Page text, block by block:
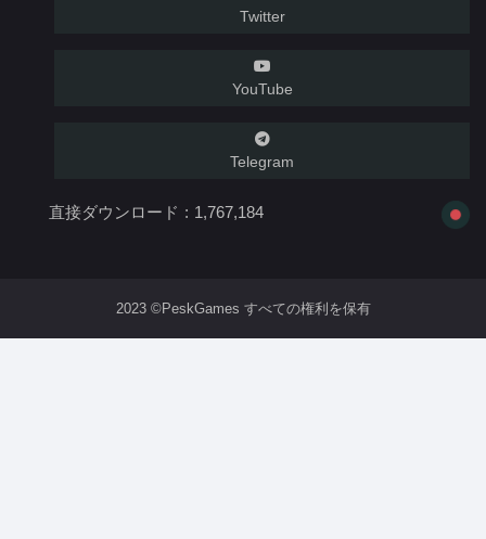
Twitter
YouTube
Telegram
直接ダウンロード : 1,767,184
2023 ©PeskGames すべての権利を保有